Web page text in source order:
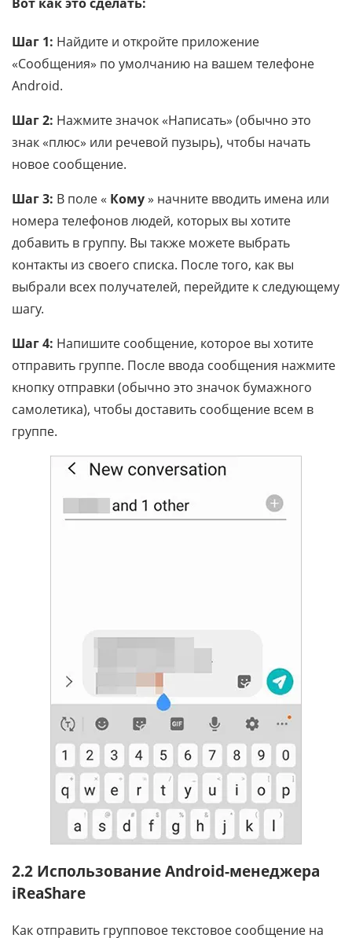
Шаг 1: Найдите и откройте приложение
«Сообщения» по умолчанию на вашем телефоне
Android.
Шаг 2: Нажмите значок «Написать» (обычно это
знак «плюс» или речевой пузырь), чтобы начать
новое сообщение.
Шаг 3: В поле « Кому» начните вводить имена или
номера телефонов людей, которых вы хотите
добавить в группу. Вы также можете выбрать
контакты из своего списка. После того, как вы
выбрали всех получателей, перейдите к следующему
шагу.
Шаг 4: Напишите сообщение, которое вы хотите
отправить группе. После ввода сообщения нажмите
кнопку отправки (обычно это значок бумажного
самолетика), чтобы доставить сообщение всем в
группе.
2.2 Использование Android-менеджера
iReaShare
Как отправить групповое текстовое сообщение на